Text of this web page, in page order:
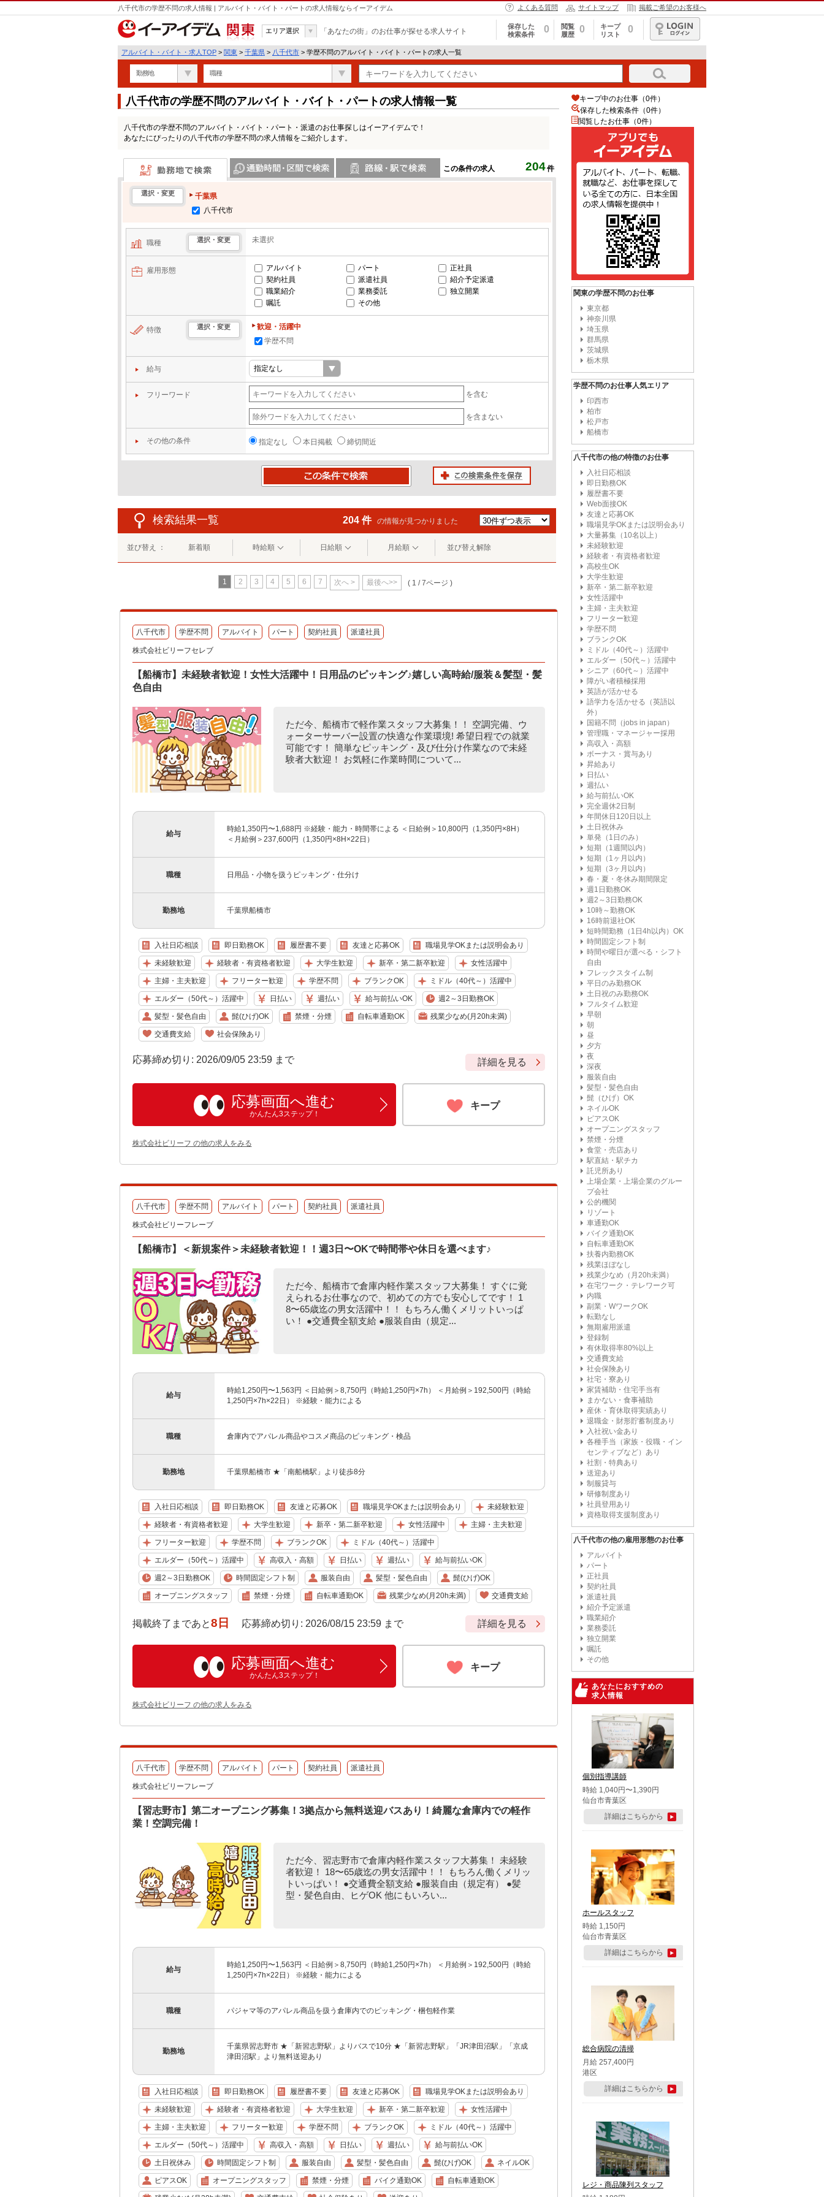
八千代市の学歴不問の求人情報 | アルバイト・バイト・パートの求人情報ならイーアイデム よくある質問 サイトマップ 掲載ご希望のお客様へ
関東
エリア選択 「あなたの街」のお仕事が探せる求人サイト
保存した
検索条件
0
閲覧
履歴
0
キープ
リスト
0
ログイン
アルバイト・バイト・求人TOP > 関東 > 千葉県 > 八千代市 > 学歴不問のアルバイト・バイト・パートの求人一覧
勤務地 職種
八千代市の学歴不問のアルバイト・バイト・パートの求人情報一覧
八千代市の学歴不問のアルバイト・バイト・パート・派遣のお仕事探しはイーアイデムで！
あなたにぴったりの八千代市の学歴不問の求人情報をご紹介します。
この条件の求人 204件
勤務地で検索
選択・変更
千葉県
八千代市
職種 選択・変更 未選択
雇用形態 アルバイト パート
正社員
契約社員
派遣社員
紹介予定派遣
職業紹介
業務委託
独立開業
嘱託
その他
特徴 選択・変更
歓迎・活躍中
学歴不問
給与
フリーワード を含む
を含まない
その他の条件 指定なし 本日掲載 締切間近
検索結果一覧 204 件 の情報が見つかりました
並び替え ： 新着順 時給順 日給順 月給順 並び替え解除
1 2 3 4 5 6 7 次へ > 最後へ>> ( 1 / 7ページ )
八千代市 学歴不問 アルバイト パート 契約社員 派遣社員
株式会社ビリーフセレブ
【船橋市】未経験者歓迎！女性大活躍中！日用品のピッキング♪嬉しい高時給/服装＆髪型・髪
色自由
ただ今、船橋市で軽作業スタッフ大募集！！ 空調完備、ウ
ォーターサーバー設置の快適な作業環境! 希望日程での就業
可能です！ 簡単なピッキング・及び仕分け作業なので未経
験者大歓迎！ お気軽に作業時間について...
給与
時給1,350円〜1,688円 ※経験・能力・時間帯による ＜日給例＞10,800円（1,350円×8H）
＜月給例＞237,600円（1,350円×8H×22日）
職種 日用品・小物を扱うピッキング・仕分け
勤務地 千葉県船橋市
入社日応相談 即日勤務OK 履歴書不要 友達と応募OK 職場見学OKまたは説明会あり
未経験歓迎 経験者・有資格者歓迎 大学生歓迎 新卒・第二新卒歓迎 女性活躍中
主婦・主夫歓迎 フリーター歓迎 学歴不問 ブランクOK ミドル（40代～）活躍中
エルダー（50代～）活躍中 日払い 週払い 給与前払いOK 週2～3日勤務OK
髪型・髪色自由 髭(ひげ)OK 禁煙・分煙 自転車通勤OK 残業少なめ(月20h未満)
交通費支給 社会保険あり
応募締め切り: 2026/09/05 23:59 まで 詳細を見る
応募画面へ進む
かんたん3ステップ！
キープ
株式会社ビリーフ の他の求人をみる
八千代市 学歴不問 アルバイト パート 契約社員 派遣社員
株式会社ビリーフレーブ
【船橋市】＜新規案件＞未経験者歓迎！！週3日〜OKで時間帯や休日を選べます♪
ただ今、船橋市で倉庫内軽作業スタッフ大募集！ すぐに覚
えられるお仕事なので、初めての方でも安心してです！ 1
8〜65歳迄の男女活躍中！！ もちろん働くメリットいっぱ
い！ ●交通費全額支給 ●服装自由（規定...
給与
時給1,250円〜1,563円 ＜日給例＞8,750円（時給1,250円×7h） ＜月給例＞192,500円（時給
1,250円×7h×22日） ※経験・能力による
職種 倉庫内でアパレル商品やコスメ商品のピッキング・検品
勤務地 千葉県船橋市 ★「南船橋駅」より徒歩8分
入社日応相談 即日勤務OK 友達と応募OK 職場見学OKまたは説明会あり 未経験歓迎
経験者・有資格者歓迎 大学生歓迎 新卒・第二新卒歓迎 女性活躍中 主婦・主夫歓迎
フリーター歓迎 学歴不問 ブランクOK ミドル（40代～）活躍中
エルダー（50代～）活躍中 高収入・高額 日払い 週払い 給与前払いOK
週2～3日勤務OK 時間固定シフト制 服装自由 髪型・髪色自由 髭(ひげ)OK
オープニングスタッフ 禁煙・分煙 自転車通勤OK 残業少なめ(月20h未満) 交通費支給
掲載終了まであと8日 応募締め切り: 2026/08/15 23:59 まで 詳細を見る
応募画面へ進む
かんたん3ステップ！
キープ
株式会社ビリーフ の他の求人をみる
八千代市 学歴不問 アルバイト パート 契約社員 派遣社員
株式会社ビリーフレーブ
【習志野市】第二オープニング募集！3拠点から無料送迎バスあり！綺麗な倉庫内での軽作
業！空調完備！
ただ今、習志野市で倉庫内軽作業スタッフ大募集！ 未経験
者歓迎！ 18〜65歳迄の男女活躍中！！ もちろん働くメリッ
トいっぱい！ ●交通費全額支給 ●服装自由（規定有） ●髪
型・髪色自由、ヒゲOK 他にもいろい...
給与
時給1,250円〜1,563円 ＜日給例＞8,750円（時給1,250円×7h） ＜月給例＞192,500円（時給
1,250円×7h×22日） ※経験・能力による
職種 パジャマ等のアパレル商品を扱う倉庫内でのピッキング・梱包軽作業
勤務地
千葉県習志野市 ★「新習志野駅」よりバスで10分 ★「新習志野駅」「JR津田沼駅」「京成
津田沼駅」より無料送迎あり
入社日応相談 即日勤務OK 履歴書不要 友達と応募OK 職場見学OKまたは説明会あり
未経験歓迎 経験者・有資格者歓迎 大学生歓迎 新卒・第二新卒歓迎 女性活躍中
主婦・主夫歓迎 フリーター歓迎 学歴不問 ブランクOK ミドル（40代～）活躍中
エルダー（50代～）活躍中 高収入・高額 日払い 週払い 給与前払いOK
土日祝休み 時間固定シフト制 服装自由 髪型・髪色自由 髭(ひげ)OK ネイルOK
ピアスOK オープニングスタッフ 禁煙・分煙 バイク通勤OK 自転車通勤OK
キープ中のお仕事（0件）
保存した検索条件（0件）
閲覧したお仕事（0件）
関東の学歴不問のお仕事
東京都
神奈川県
埼玉県
群馬県
茨城県
栃木県
学歴不問のお仕事人気エリア
印西市
柏市
松戸市
船橋市
八千代市の他の特徴のお仕事
入社日応相談
即日勤務OK
履歴書不要
Web面接OK
友達と応募OK
職場見学OKまたは説明会あり
大量募集（10名以上）
未経験歓迎
経験者・有資格者歓迎
高校生OK
大学生歓迎
新卒・第二新卒歓迎
女性活躍中
主婦・主夫歓迎
フリーター歓迎
学歴不問
ブランクOK
ミドル（40代～）活躍中
エルダー（50代～）活躍中
シニア（60代～）活躍中
障がい者積極採用
英語が活かせる
語学力を活かせる（英語以
外）
国籍不問（jobs in japan）
管理職・マネージャー採用
高収入・高額
ボーナス・賞与あり
昇給あり
日払い
週払い
給与前払いOK
完全週休2日制
年間休日120日以上
土日祝休み
単発（1日のみ）
短期（1週間以内）
短期（1ヶ月以内）
短期（3ヶ月以内）
春・夏・冬休み期間限定
週1日勤務OK
週2～3日勤務OK
10時～勤務OK
16時前退社OK
短時間勤務（1日4h以内）OK
時間固定シフト制
時間や曜日が選べる・シフト
自由
フレックスタイム制
平日のみ勤務OK
土日祝のみ勤務OK
フルタイム歓迎
早朝
朝
昼
夕方
夜
深夜
服装自由
髪型・髪色自由
髭（ひげ）OK
ネイルOK
ピアスOK
オープニングスタッフ
禁煙・分煙
食堂・売店あり
駅直結・駅チカ
託児所あり
上場企業・上場企業のグルー
プ会社
公的機関
リゾート
車通勤OK
バイク通勤OK
自転車通勤OK
扶養内勤務OK
残業ほぼなし
残業少なめ（月20h未満）
在宅ワーク・テレワーク可
内職
副業・WワークOK
転勤なし
無期雇用派遣
登録制
有休取得率80%以上
交通費支給
社会保険あり
社宅・寮あり
家賃補助・住宅手当有
まかない・食事補助
産休・育休取得実績あり
退職金・財形貯蓄制度あり
入社祝い金あり
各種手当（家族・役職・イン
センティブなど）あり
社割・特典あり
送迎あり
制服貸与
研修制度あり
社員登用あり
資格取得支援制度あり
八千代市の他の雇用形態のお仕事
アルバイト
パート
正社員
契約社員
派遣社員
紹介予定派遣
職業紹介
業務委託
独立開業
嘱託
その他
あなたにおすすめの
求人情報
個別指導講師
時給 1,040円〜1,390円
仙台市青葉区
詳細はこちらから
ホールスタッフ
時給 1,150円
仙台市青葉区
詳細はこちらから
総合病院の清掃
月給 257,400円
港区
詳細はこちらから
レジ・商品陳列スタッフ